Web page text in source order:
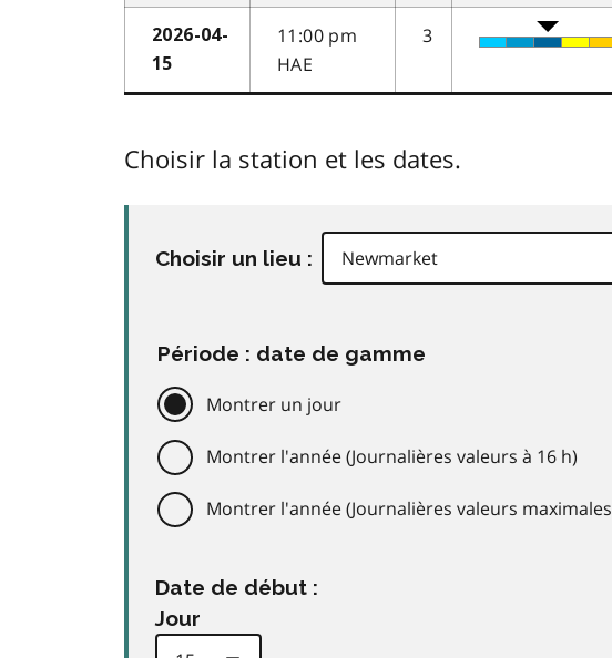
2026-04-
15
11:00 pm
HAE
3
Choisir la station et les dates.
Choisir un lieu :
Période : date de gamme
Montrer un jour
Montrer l'année (Journalières valeurs à 16 h)
Montrer l'année (Journalières valeurs
Date de début :
Jour